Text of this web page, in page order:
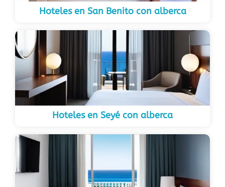
Hoteles en San Benito con alberca
Hoteles en Seyé con alberca